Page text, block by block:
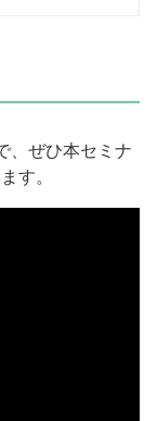
、ぜひ本セミナ
す。